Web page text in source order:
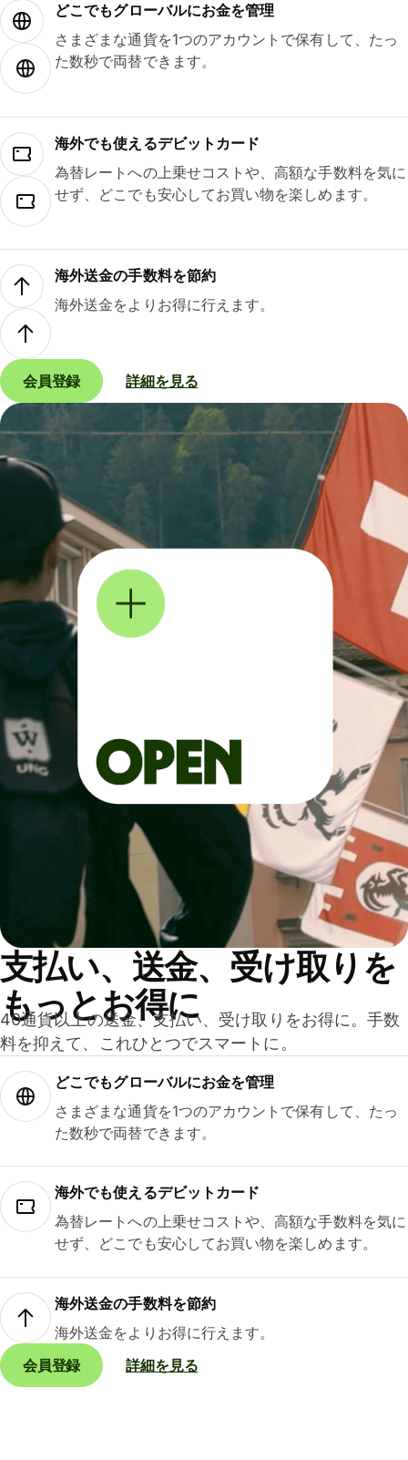
どこでもグ⁠ロ⁠ー⁠バ⁠ルにお金を管理
さまざまな通貨を1つのアカウントで保有して、たっ
た数秒で両替できます。
海外でも使えるデビットカード
為替レートへの上乗せコストや、高額な手数料を気に
せず、どこでも安心してお買い物を楽しめます。
海外送金の手数料を節約
海外送金をよりお得に行えます。
会員登録 詳細を見る
支払い、送金、受け取りを
もっとお得に
40通貨以上の送金、支払い、受け取りをお得に。手数
料を抑えて、これひとつでスマートに。
どこでもグ⁠ロ⁠ー⁠バ⁠ルにお金を管理
さまざまな通貨を1つのアカウントで保有して、たっ
た数秒で両替できます。
海外でも使えるデビットカード
為替レートへの上乗せコストや、高額な手数料を気に
せず、どこでも安心してお買い物を楽しめます。
海外送金の手数料を節約
海外送金をよりお得に行えます。
会員登録
詳細を見る